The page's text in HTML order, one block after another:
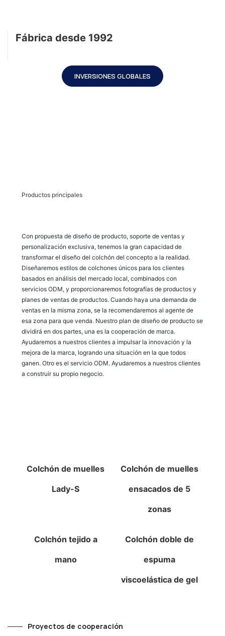
Fábrica desde 1992
INVERSIONES GLOBALES
Productos principales
Con propuesta de diseño de producto, soporte de ventas y
personalización exclusiva, tenemos la gran capacidad de
transformar el diseño del colchón del concepto a la realidad.
Diseñaremos estilos de colchones únicos para los clientes
basados ​​en análisis del mercado local, combinados con
servicios ODM, y proporcionaremos fotografías de productos y
planes de ventas de productos. Cuando haya una demanda de
ventas en la misma zona, se la recomendaremos al agente de
esa zona para que venda. Nuestro plan de diseño de producto se
dividirá en dos partes, una es la cooperación de marca.
Ayudaremos a nuestros clientes a impulsar la innovación y la
mejora de la marca, logrando una situación en la que todos
ganen. Otro es el servicio ODM. Ayudaremos a nuestros clientes
a construir su propio negocio.
Colchón de muelles
Lady-S
Colchón de muelles
ensacados de 5
zonas
Colchón tejido a
mano
Colchón doble de
espuma
viscoelástica de gel
Proyectos de cooperación